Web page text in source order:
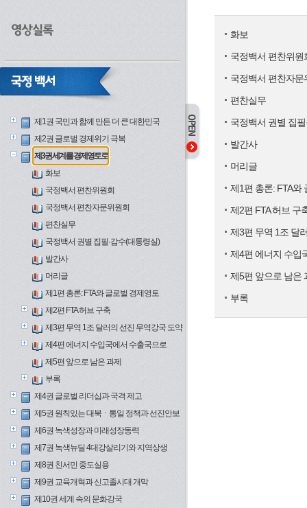
제1권 국민과 함께 만든 더 큰 대한민국
제2권 글로벌 경제위기 극복
제3권 세계를 경제영토로
화보
국정백서 편찬위원회
국정백서 편찬자문위원회
편찬실무
국정백서 권별 집필·감수(대통령실)
발간사
머리글
제1편 총론: FTA와 글로벌 경제영토
제2편 FTA 허브 구축
제3편 무역 1조 달러의 선진 무역강국 도약
제4편 에너지 수입국에서 수출국으로
제5편 앞으로 남은 과제
부록
제4권 글로벌 리더십과 국격 제고
제5권 원칙있는 대북ㆍ통일 정책과 선진안보
제6권 녹색성장과 미래성장동력
제7권 녹색뉴딜 4대강살리기와 지역상생
제8권 친서민 중도실용
제9권 교육개혁과 신고졸시대 개막
제10권 세계 속의 문화강국
화보
국정백서 편찬위원
국정백서 편찬자문
편찬실무
국정백서 권별 집
발간사
머리글
제1편 총론: FTA와
제2편 FTA 허브 구
제3편 무역 1조 달
제4편 에너지 수입
제5편 앞으로 남은
부록